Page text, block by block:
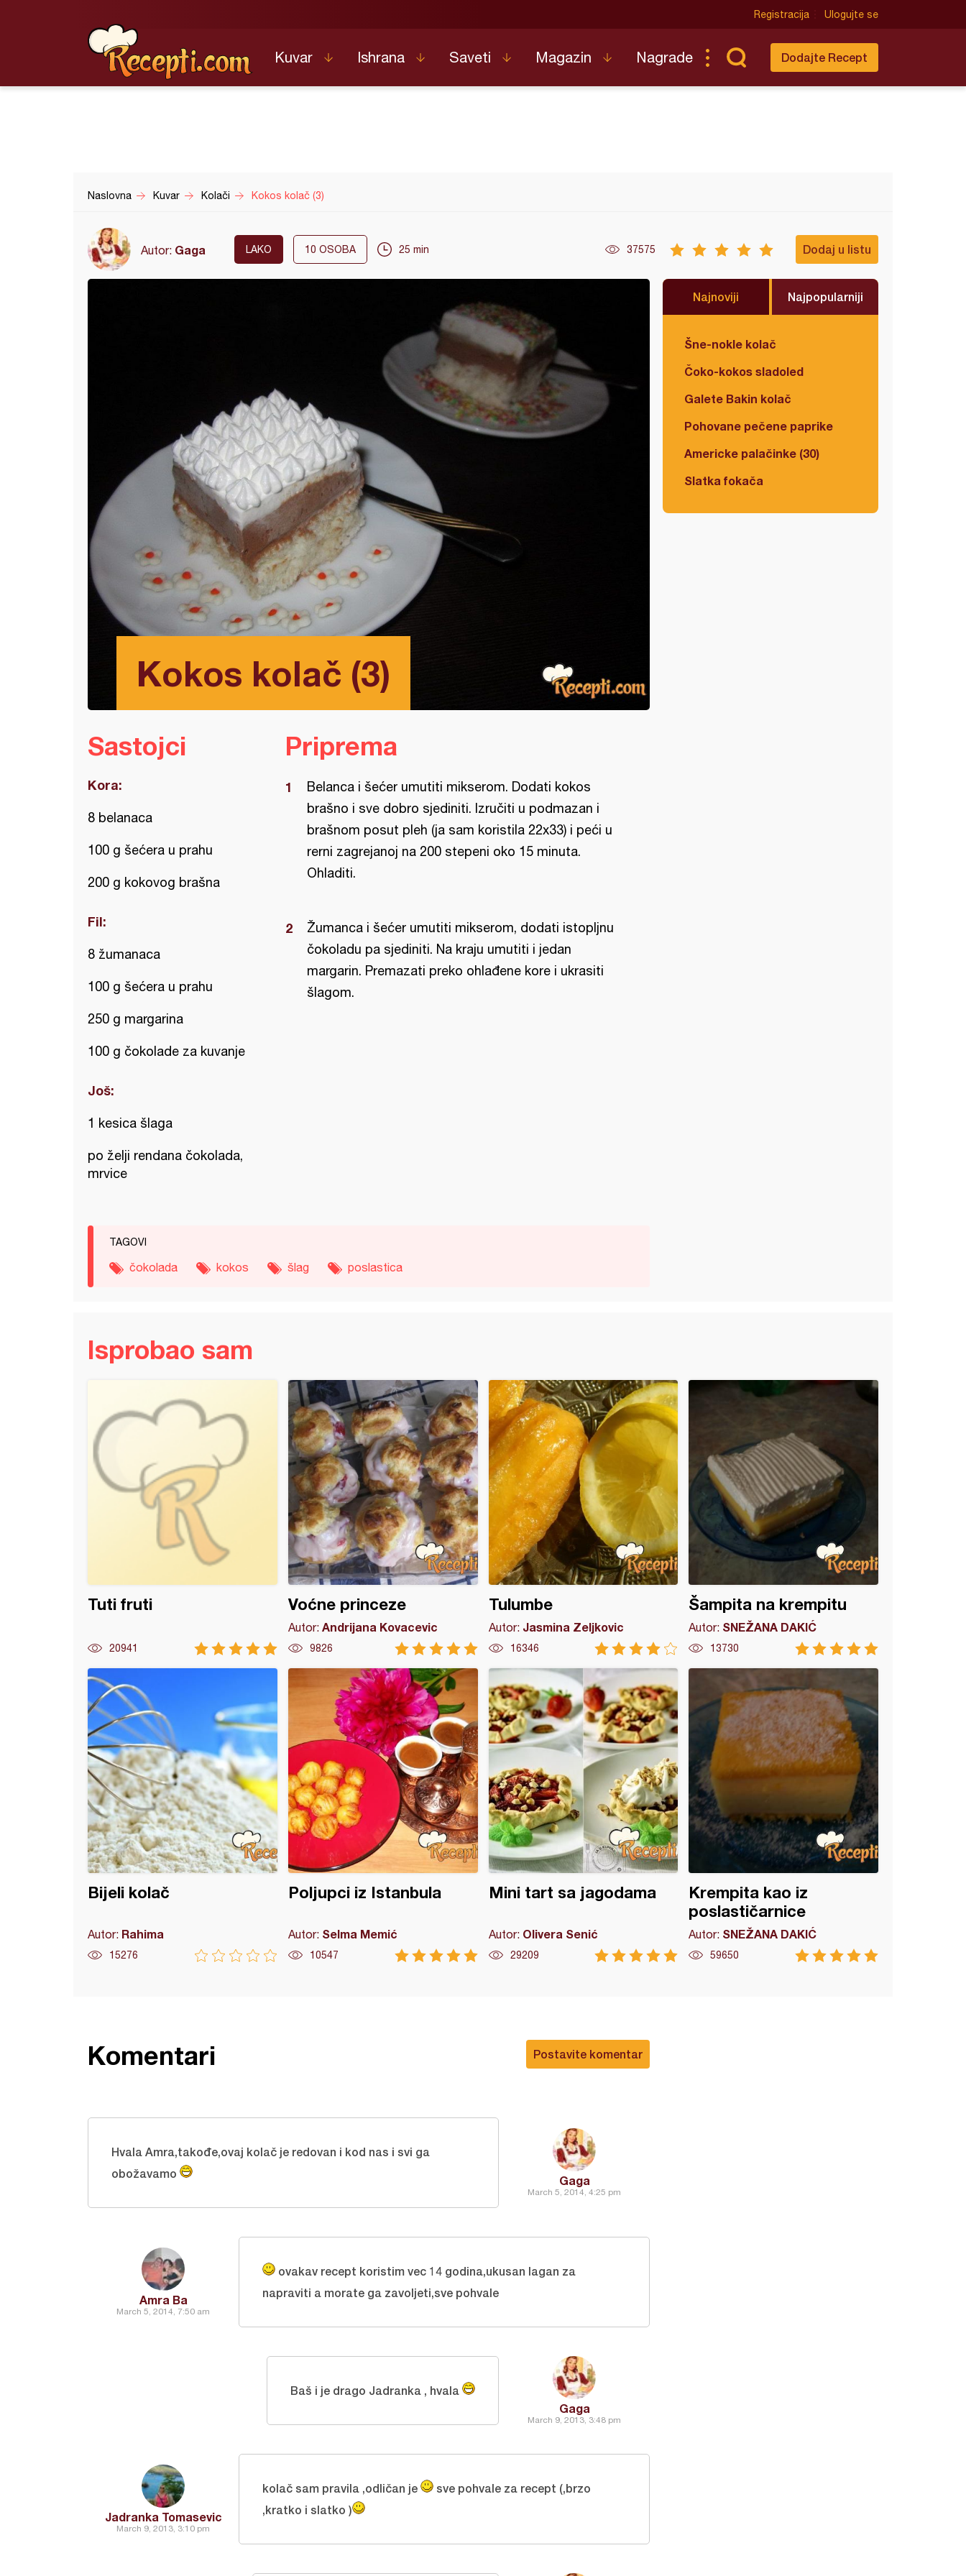
Registracija Ulogujte se
Kuvar Ishrana Saveti Magazin Nagrade Dodajte Recept
Naslovna Kuvar Kolači Kokos kolač (3)
Autor: Gaga LAKO 10 OSOBA 25 min 37575 Dodaj u listu
Kokos kolač (3)
Najnoviji Najpopularniji
Šne-nokle kolač
Čoko-kokos sladoled
Galete Bakin kolač
Pohovane pečene paprike
Americke palačinke (30)
Slatka fokača
Sastojci
Kora:
8 belanaca
100 g šećera u prahu
200 g kokovog brašna
Fil:
8 žumanaca
100 g šećera u prahu
250 g margarina
100 g čokolade za kuvanje
Još:
1 kesica šlaga
po želji rendana čokolada,
mrvice
Priprema
Belanca i šećer umutiti mikserom. Dodati kokos
brašno i sve dobro sjediniti. Izručiti u podmazan i
brašnom posut pleh (ja sam koristila 22x33) i peći u
rerni zagrejanoj na 200 stepeni oko 15 minuta.
Ohladiti.
Žumanca i šećer umutiti mikserom, dodati istopljnu
čokoladu pa sjediniti. Na kraju umutiti i jedan
margarin. Premazati preko ohlađene kore i ukrasiti
šlagom.
TAGOVI
čokolada kokos šlag poslastica
Isprobao sam
Tuti fruti
20941
Voćne princeze
Autor: Andrijana Kovacevic
9826
Tulumbe
Autor: Jasmina Zeljkovic
16346
Šampita na krempitu
Autor: SNEŽANA DAKIĆ
13730
Bijeli kolač
Autor: Rahima
15276
Poljupci iz Istanbula
Autor: Selma Memić
10547
Mini tart sa jagodama
Autor: Olivera Senić
29209
Krempita kao iz
poslastičarnice
Autor: SNEŽANA DAKIĆ
59650
kao iz poslastičarnice
Postavite komentar
Komentari
Gaga
March 5, 2014, 4:25 pm
Hvala Amra,takođe,ovaj kolač je redovan i kod nas i svi ga
obožavamo
Amra Ba
March 5, 2014, 7:50 am
ovakav recept koristim vec 14 godina,ukusan lagan za
napraviti a morate ga zavoljeti,sve pohvale
Gaga
March 9, 2013, 3:48 pm
Baš i je drago Jadranka , hvala
Jadranka Tomasevic
March 9, 2013, 3:10 pm
kolač sam pravila ,odličan je
sve pohvale za recept (,brzo
,kratko i slatko )